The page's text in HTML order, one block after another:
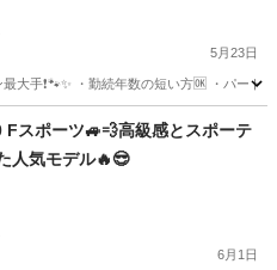
5月23日
最大手❗️🐾✨ ・勤続年数の短い方🆗 ・パー
Fスポーツ🚙💨高級感とスポーテ
人気モデル🔥😎
6月1日